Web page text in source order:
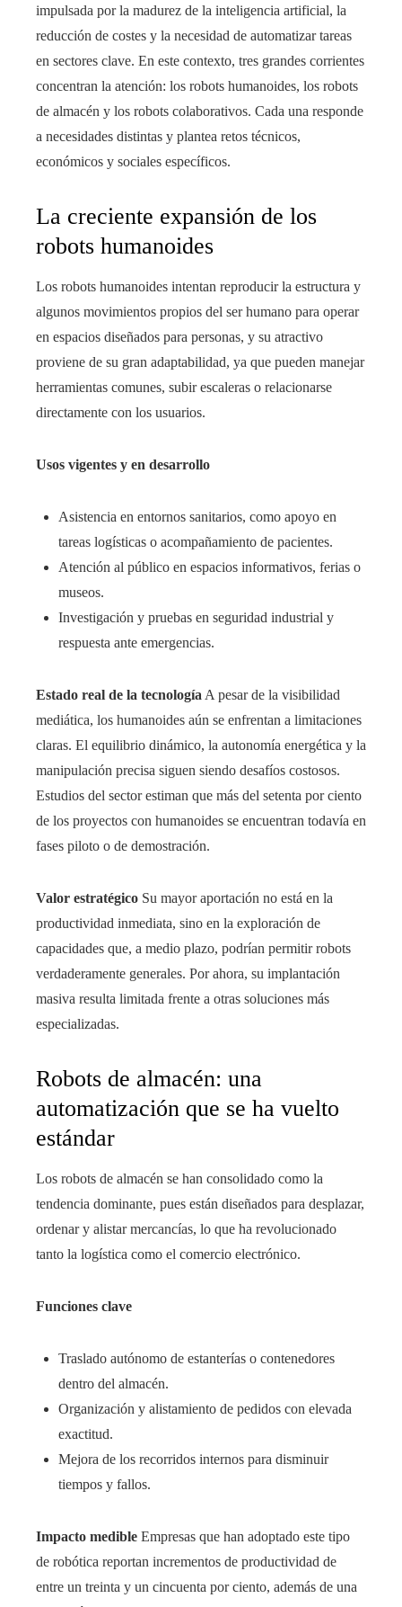
impulsada por la madurez de la inteligencia artificial, la
reducción de costes y la necesidad de automatizar tareas
en sectores clave. En este contexto, tres grandes corrientes
concentran la atención: los robots humanoides, los robots
de almacén y los robots colaborativos. Cada una responde
a necesidades distintas y plantea retos técnicos,
económicos y sociales específicos.
La creciente expansión de los
robots humanoides
Los robots humanoides intentan reproducir la estructura y
algunos movimientos propios del ser humano para operar
en espacios diseñados para personas, y su atractivo
proviene de su gran adaptabilidad, ya que pueden manejar
herramientas comunes, subir escaleras o relacionarse
directamente con los usuarios.
Usos vigentes y en desarrollo
Asistencia en entornos sanitarios, como apoyo en
tareas logísticas o acompañamiento de pacientes.
Atención al público en espacios informativos, ferias o
museos.
Investigación y pruebas en seguridad industrial y
respuesta ante emergencias.
Estado real de la tecnología A pesar de la visibilidad
mediática, los humanoides aún se enfrentan a limitaciones
claras. El equilibrio dinámico, la autonomía energética y la
manipulación precisa siguen siendo desafíos costosos.
Estudios del sector estiman que más del setenta por ciento
de los proyectos con humanoides se encuentran todavía en
fases piloto o de demostración.
Valor estratégico Su mayor aportación no está en la
productividad inmediata, sino en la exploración de
capacidades que, a medio plazo, podrían permitir robots
verdaderamente generales. Por ahora, su implantación
masiva resulta limitada frente a otras soluciones más
especializadas.
Robots de almacén: una
automatización que se ha vuelto
estándar
Los robots de almacén se han consolidado como la
tendencia dominante, pues están diseñados para desplazar,
ordenar y alistar mercancías, lo que ha revolucionado
tanto la logística como el comercio electrónico.
Funciones clave
Traslado autónomo de estanterías o contenedores
dentro del almacén.
Organización y alistamiento de pedidos con elevada
exactitud.
Mejora de los recorridos internos para disminuir
tiempos y fallos.
Impacto medible Empresas que han adoptado este tipo
de robótica reportan incrementos de productividad de
entre un treinta y un cincuenta por ciento, además de una